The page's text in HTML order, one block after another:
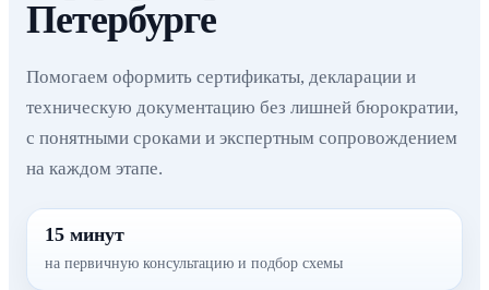
Петербурге
Помогаем оформить сертификаты, декларации и
техническую документацию без лишней бюрократии,
с понятными сроками и экспертным сопровождением
на каждом этапе.
15 минут
на первичную консультацию и подбор схемы